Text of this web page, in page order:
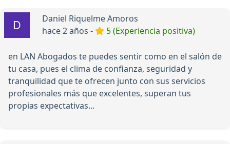
Daniel Riquelme Amoros
hace 2 años -
5 (Experiencia positiva)
en LAN Abogados te puedes sentir como en el salón de
tu casa, pues el clima de confianza, seguridad y
tranquilidad que te ofrecen junto con sus servicios
profesionales más que excelentes, superan tus
propias expectativas...